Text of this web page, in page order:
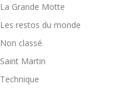
La Grande Motte
Les restos du monde
Non classé
Saint Martin
Technique